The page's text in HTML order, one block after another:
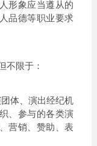
形象应当遵从的
品德等职业要求
限于：
体、演出经纪机
、参与的各类演
营销、赞助、表